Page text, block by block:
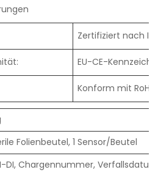
Zertifiziert nach
EU-CE-
Konform mit RoHS
Folienbeutel, 1 Sensor/Beutel
DI, Chargennummer, Verfallsdatum